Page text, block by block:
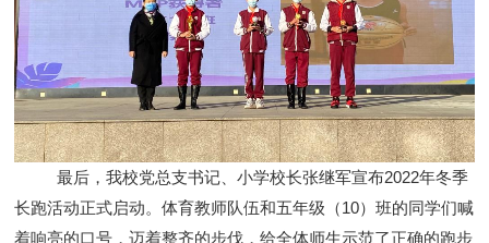
最后，我校党总支书记、小学校长张继军宣布2022年冬季
长跑活动正式启动。体育教师队伍和五年级（10）班的同学们喊
着响亮的口号，迈着整齐的步伐，给全体师生示范了正确的跑步